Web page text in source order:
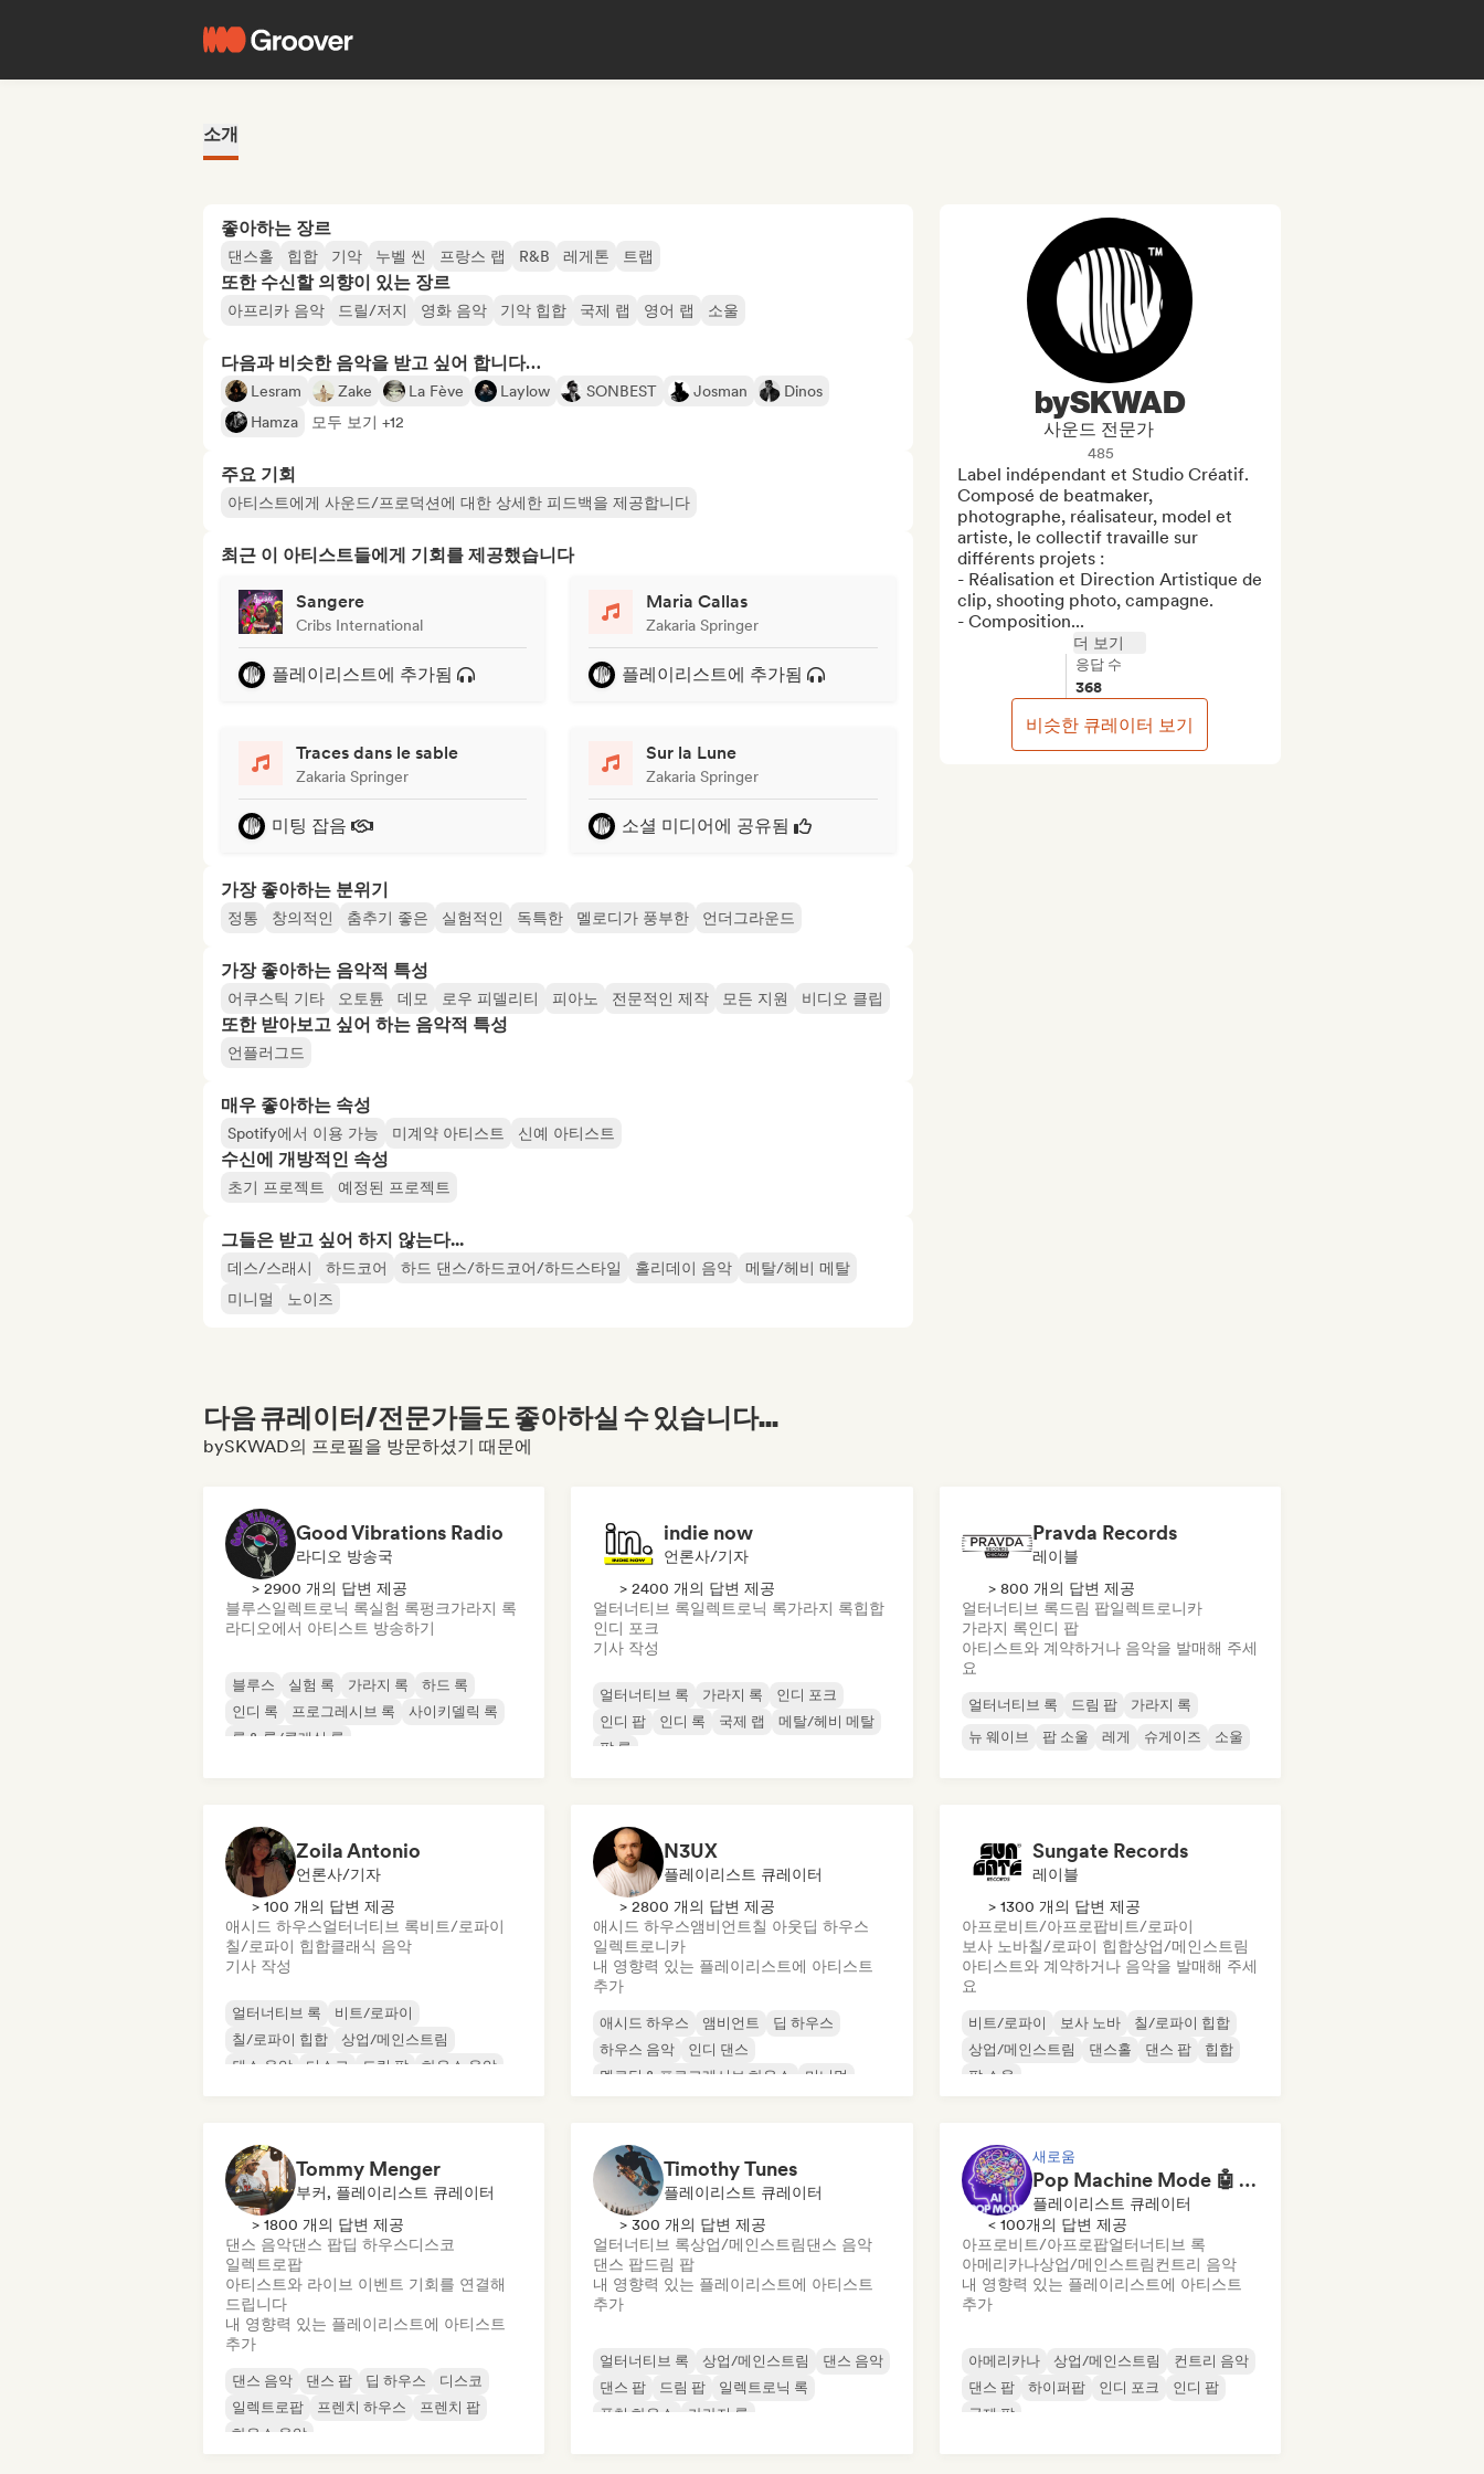
소개
좋아하는 장르
댄스홀 힙합 기악 누벨 씬 프랑스 랩 R&B 레게톤 트랩
또한 수신할 의향이 있는 장르
아프리카 음악 드릴/저지 영화 음악 기악 힙합 국제 랩 영어 랩 소울
다음과 비슷한 음악을 받고 싶어 합니다…
Lesram Zake La Fève Laylow SONBEST Josman
Dinos
Hamza
모두 보기 +12
주요 기회
아티스트에게 사운드/프로덕션에 대한 상세한 피드백을 제공합니다
최근 이 아티스트들에게 기회를 제공했습니다
Sangere
Cribs International
플레이리스트에 추가됨
Maria Callas
Zakaria Springer
플레이리스트에 추가됨
Traces dans le sable
Zakaria Springer
미팅 잡음
Sur la Lune
Zakaria Springer
소셜 미디어에 공유됨
가장 좋아하는 분위기
정통 창의적인 춤추기 좋은 실험적인 독특한 멜로디가 풍부한 언더그라운드
가장 좋아하는 음악적 특성
어쿠스틱 기타 오토튠 데모 로우 피델리티 피아노 전문적인 제작 모든 지원 비디오 클립
또한 받아보고 싶어 하는 음악적 특성
언플러그드
매우 좋아하는 속성
Spotify에서 이용 가능 미계약 아티스트 신예 아티스트
수신에 개방적인 속성
초기 프로젝트 예정된 프로젝트
그들은 받고 싶어 하지 않는다...
데스/스래시 하드코어 하드 댄스/하드코어/하드스타일 홀리데이 음악
메탈/헤비 메탈
미니멀
노이즈
bySKWAD
사운드 전문가
485
Label indépendant et Studio Créatif.
Composé de beatmaker,
photographe, réalisateur, model et
artiste, le collectif travaille sur
différents projets :
- Réalisation et Direction Artistique de
clip, shooting photo, campagne.
- Composition...
더 보기
응답 수
368
비슷한 큐레이터 보기
다음 큐레이터/전문가들도 좋아하실 수 있습니다...
bySKWAD의 프로필을 방문하셨기 때문에
Good Vibrations Radio
라디오 방송국
> 2900 개의 답변 제공
블루스일렉트로닉 록실험 록펑크가라지 록
라디오에서 아티스트 방송하기
블루스 실험 록 가라지 록
하드 록
인디 록
프로그레시브 록
사이키델릭 록
록 & 롤/클래식 록
indie now
언론사/기자
> 2400 개의 답변 제공
얼터너티브 록일렉트로닉 록가라지 록힙합
인디 포크
기사 작성
얼터너티브 록 가라지 록
인디 포크
인디 팝
인디 록 국제 랩
메탈/헤비 메탈
팝 록
Pravda Records
레이블
> 800 개의 답변 제공
얼터너티브 록드림 팝일렉트로니카
가라지 록인디 팝
아티스트와 계약하거나 음악을 발매해 주세
요
얼터너티브 록 드림 팝
가라지 록
뉴 웨이브
팝 소울 레게 슈게이즈 소울
Zoila Antonio
언론사/기자
> 100 개의 답변 제공
애시드 하우스얼터너티브 록비트/로파이
칠/로파이 힙합클래식 음악
기사 작성
얼터너티브 록
비트/로파이
칠/로파이 힙합
상업/메인스트림
댄스 음악
디스코 드림 팝 하우스 음악
N3UX
플레이리스트 큐레이터
> 2800 개의 답변 제공
애시드 하우스앰비언트칠 아웃딥 하우스
일렉트로니카
내 영향력 있는 플레이리스트에 아티스트
추가
애시드 하우스 앰비언트
딥 하우스
하우스 음악
인디 댄스
멜로딕 & 프로그레시브 하우스
미니멀
Sungate Records
레이블
> 1300 개의 답변 제공
아프로비트/아프로팝비트/로파이
보사 노바칠/로파이 힙합상업/메인스트림
아티스트와 계약하거나 음악을 발매해 주세
요
비트/로파이 보사 노바
칠/로파이 힙합
상업/메인스트림
댄스홀 댄스 팝
힙합
팝 소울
Tommy Menger
부커, 플레이리스트 큐레이터
> 1800 개의 답변 제공
댄스 음악댄스 팝딥 하우스디스코
일렉트로팝
아티스트와 라이브 이벤트 기회를 연결해
드립니다
내 영향력 있는 플레이리스트에 아티스트
추가
댄스 음악 댄스 팝 딥 하우스
디스코
일렉트로팝
프렌치 하우스
프렌치 팝
하우스 음악
Timothy Tunes
플레이리스트 큐레이터
> 300 개의 답변 제공
얼터너티브 록상업/메인스트림댄스 음악
댄스 팝드림 팝
내 영향력 있는 플레이리스트에 아티스트
추가
얼터너티브 록 상업/메인스트림
댄스 음악
댄스 팝
드림 팝
일렉트로닉 록
퓨처 하우스
가라지 록
새로움
Pop Machine Mode 🤖 AI Music, Indie Pop & Dream Pop
플레이리스트 큐레이터
< 100개의 답변 제공
아프로비트/아프로팝얼터너티브 록
아메리카나상업/메인스트림컨트리 음악
내 영향력 있는 플레이리스트에 아티스트
추가
아메리카나 상업/메인스트림
컨트리 음악
댄스 팝
하이퍼팝 인디 포크
인디 팝
국제 팝